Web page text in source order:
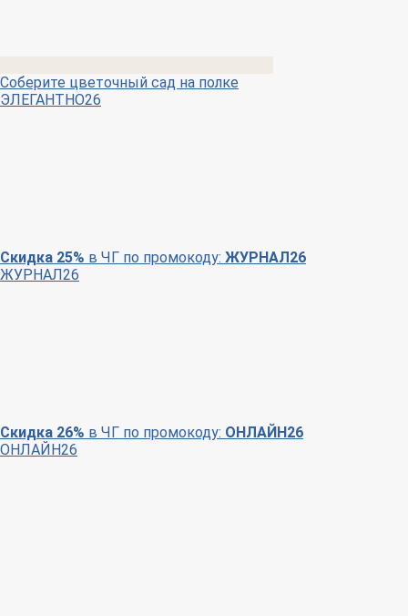
Соберите цветочный сад на полке
ЭЛЕГАНТНО26
Скидка 25% в ЧГ по промокоду: ЖУРНАЛ26
ЖУРНАЛ26
Скидка 26% в ЧГ по промокоду: ОНЛАЙН26
ОНЛАЙН26